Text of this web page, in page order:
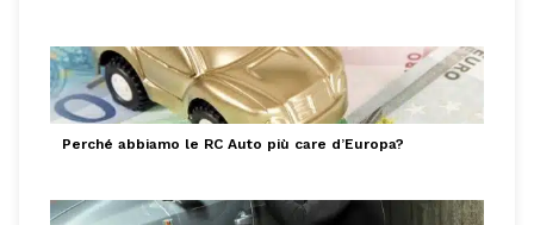
Perché abbiamo le RC Auto più care d’Europa?